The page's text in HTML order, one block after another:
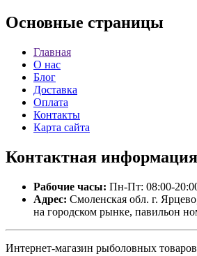
Основные страницы
Главная
О нас
Блог
Доставка
Оплата
Контакты
Карта сайта
Контактная информация
Рабочие часы: Пн-Пт: 08:00-
Адрес: Смоленская обл. г.
на городском рынке, павильон
Интернет-магазин рыболовных